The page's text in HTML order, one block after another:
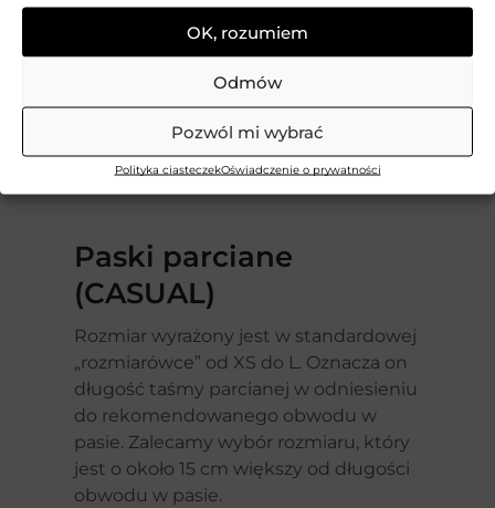
OK, rozumiem
Odmów
Pozwól mi wybrać
Polityka ciasteczekOświadczenie o prywatności
Paski parciane
(CASUAL)
Rozmiar wyrażony jest w standardowej
„rozmiarówce” od XS do L. Oznacza on
długość taśmy parcianej w odniesieniu
do rekomendowanego obwodu w
pasie. Zalecamy wybór rozmiaru, który
jest o około 15 cm większy od długości
obwodu w pasie.